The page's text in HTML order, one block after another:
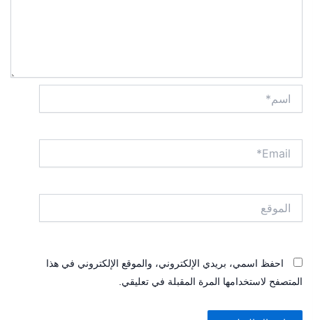
احفظ اسمي، بريدي الإلكتروني، والموقع الإلكتروني في هذا
المتصفح لاستخدامها المرة المقبلة في تعليقي.